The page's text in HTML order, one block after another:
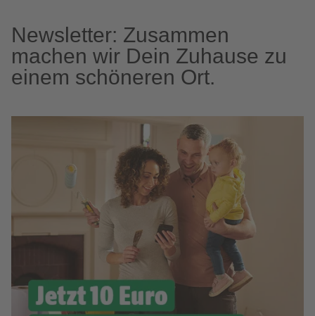
Newsletter: Zusammen
machen wir Dein Zuhause zu
einem schöneren Ort.